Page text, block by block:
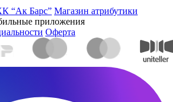
“Ак Барс” Магазин атрибутики
приложения
Оферта